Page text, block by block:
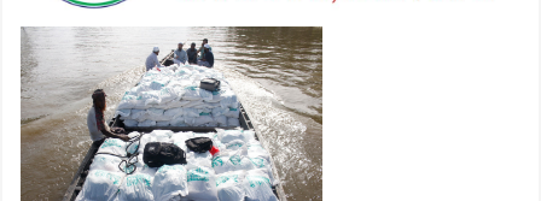
৯। মেঘনায় আইন-শৃঙ্খলা কমিটির
মাসিক সভা অনুষ্ঠিত
১০। জাতীয় নেতা ড. খন্দকার